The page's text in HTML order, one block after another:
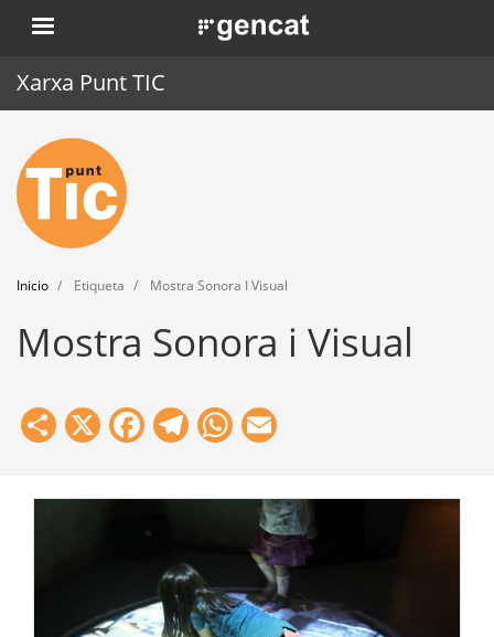
Pasar
al
. Obre en una nova finestra.
Xarxa Punt TIC
Inicio
Punt TIC
Actualidad
Agenda
Formación
Herramientas
Inicio Etiqueta Mostra Sonora I Visual
Mostra Sonora i Visual
Share
X Facebook
Telegram
WhatsApp